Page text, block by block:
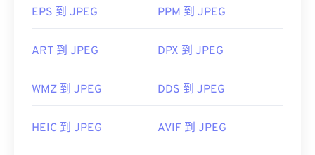
https://www.lifewire.com/jpg-jpeg-file-4139913
EPS 到 JPEG PPM 到 JPEG
ART 到 JPEG DPX 到 JPEG
WMZ 到 JPEG DDS 到 JPEG
HEIC 到 JPEG AVIF 到 JPEG